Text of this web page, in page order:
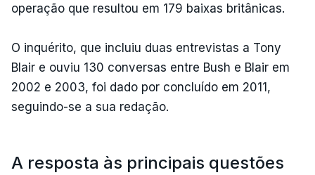
operação que resultou em 179 baixas britânicas.
O inquérito, que incluiu duas entrevistas a Tony
Blair e ouviu 130 conversas entre Bush e Blair em
2002 e 2003, foi dado por concluído em 2011,
seguindo-se a sua redação.
A resposta às principais questões